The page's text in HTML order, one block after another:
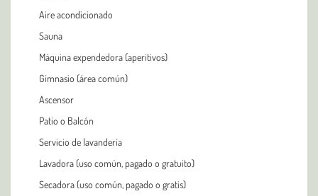
Aire acondicionado
Sauna
Máquina expendedora (aperitivos)
Gimnasio (área común)
Ascensor
Patio o Balcón
Servicio de lavandería
Lavadora (uso común, pagado o gratuito)
Secadora (uso común, pagado o gratis)